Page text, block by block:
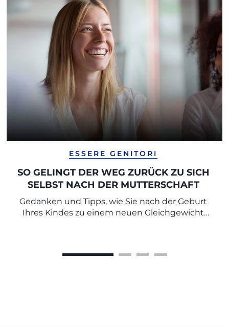
ESSERE GENITORI
SO GELINGT DER WEG ZURÜCK ZU SICH
SELBST NACH DER MUTTERSCHAFT
Gedanken und Tipps, wie Sie nach der Geburt
Ihres Kindes zu einem neuen Gleichgewicht